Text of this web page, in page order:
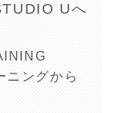
Uへ
ニングから